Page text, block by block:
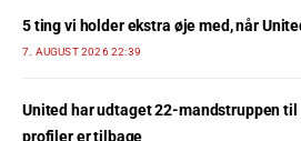
5 ting vi holder ekstra øje med, når
7. AUGUST 2026 22:39
United har udtaget 22-mandstruppen til
profiler er tilbage